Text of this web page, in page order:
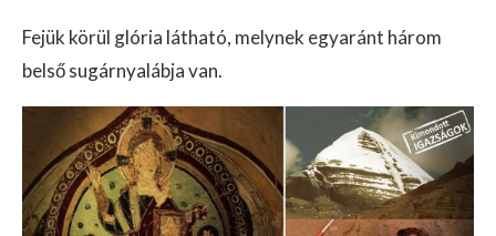
Fejük körül glória látható, melynek egyaránt három
belső sugárnyalábja van.